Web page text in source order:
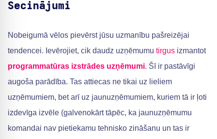
Secinājumi
Nobeigumā vēlos pievērst jūsu uzmanību pašreizējai
tendencei. Ievērojiet, cik daudz uzņēmumu tirgus izmantot
programmatūras izstrādes uzņēmumi. Šī ir pastāvīgi
augoša parādība. Tas attiecas ne tikai uz lieliem
uzņēmumiem, bet arī uz jaunuzņēmumiem, kuriem tā ir ļoti
izdevīga izvēle (galvenokārt tāpēc, ka jaunuzņēmumu
komandai nav pietiekamu tehnisko zināšanu un tas ir